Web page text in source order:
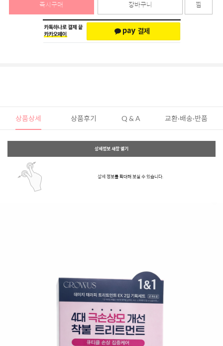
즉시구매 장바구니 찜
상품상세 상품후기 Q & A 교환·배송·반품
상세정보 새창 열기
상세 정보를 확대해 보실 수 있습니다.